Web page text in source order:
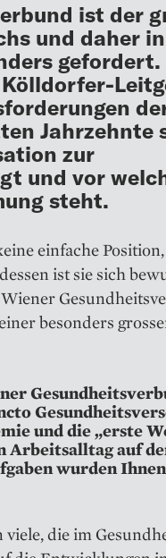
ist der
und daher
gefordert.
Jahrzehnte
zur
und vor
steht.
einfache
ist sie sich
besonders
und die „erste
Arbeitsalltag auf
wurden
die im